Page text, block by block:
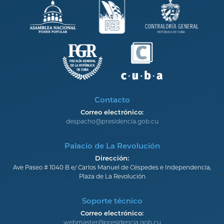
Contacto
Correo electrónico:
despacho@presidencia.gob.cu
Palacio de La Revolución
Dirección:
Ave Paseo # 1040 B e/ Carlos Manuel de Céspedes e Independencia,
Plaza de La Revolución
Soporte técnico
Correo electrónico:
webmaster@presidencia.gob.cu